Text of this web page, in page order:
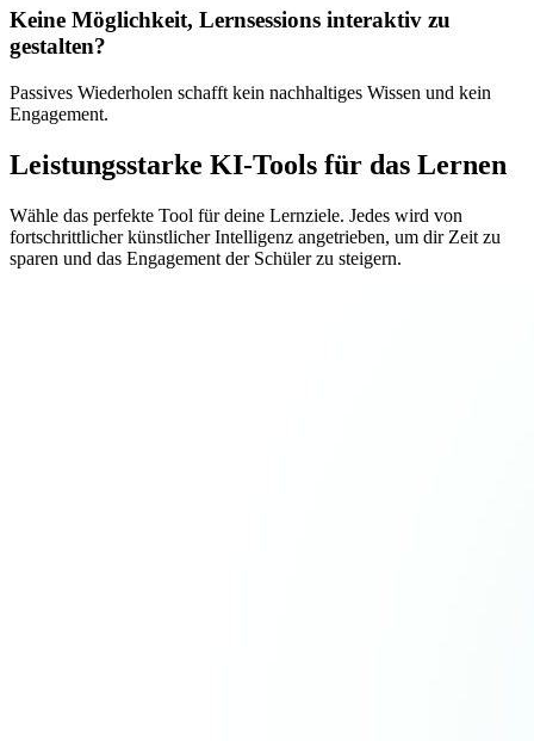
Keine Möglichkeit, Lernsessions interaktiv zu
gestalten?
Passives Wiederholen schafft kein nachhaltiges Wissen und kein
Engagement.
Leistungsstarke KI-Tools für das Lernen
Wähle das perfekte Tool für deine Lernziele. Jedes wird von
fortschrittlicher künstlicher Intelligenz angetrieben, um dir Zeit zu
sparen und das Engagement der Schüler zu steigern.